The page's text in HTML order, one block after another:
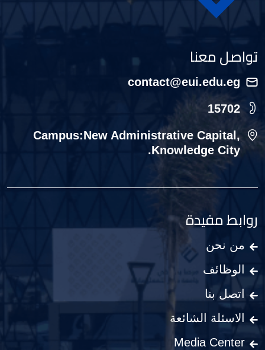
تواصل معنا
contact@eui.edu.eg
15702
Campus:New Administrative Capital,
Knowledge City.
روابط مفيدة
من نحن
الوظائف
اتصل بنا
الاسئلة الشائعة
Media Center